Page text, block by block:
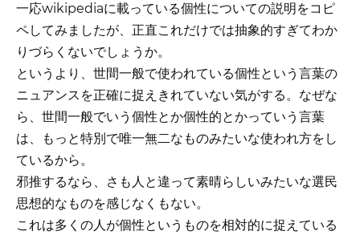
一応wikipediaに載っている個性についての説明をコピ
ペしてみましたが、正直これだけでは抽象的すぎてわか
りづらくないでしょうか。
というより、世間一般で使われている個性という言葉の
ニュアンスを正確に捉えきれていない気がする。なぜな
ら、世間一般でいう個性とか個性的とかっていう言葉
は、もっと特別で唯一無二なものみたいな使われ方をし
ているから。
邪推するなら、さも人と違って素晴らしいみたいな選民
思想的なものを感じなくもない。
これは多くの人が個性というものを相対的に捉えている